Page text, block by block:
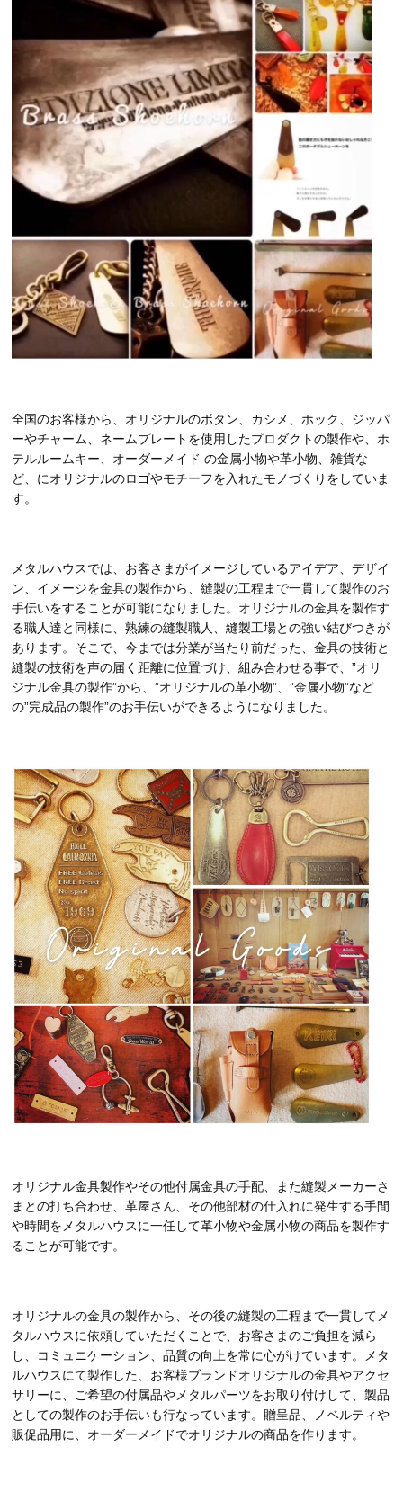
全国のお客様から、オリジナルのボタン、カシメ、ホック、ジッパ
ーやチャーム、ネームプレートを使用したプロダクトの製作や、ホ
テルルームキー、オーダーメイド の金属小物や革小物、雑貨な
ど、にオリジナルのロゴやモチーフを入れたモノづくりをしていま
す。
メタルハウスでは、お客さまがイメージしているアイデア、デザイ
ン、イメージを金具の製作から、縫製の工程まで一貫して製作のお
手伝いをすることが可能になりました。オリジナルの金具を製作す
る職人達と同様に、熟練の縫製職人、縫製工場との強い結びつきが
あります。そこで、今までは分業が当たり前だった、金具の技術と
縫製の技術を声の届く距離に位置づけ、組み合わせる事で、”オリ
ジナル金具の製作”から、”オリジナルの革小物”、”金属小物”など
の”完成品の製作”のお手伝いができるようになりました。
オリジナル金具製作やその他付属金具の手配、また縫製メーカーさ
まとの打ち合わせ、革屋さん、その他部材の仕入れに発生する手間
や時間をメタルハウスに一任して革小物や金属小物の商品を製作す
ることが可能です。
オリジナルの金具の製作から、その後の縫製の工程まで一貫してメ
タルハウスに依頼していただくことで、お客さまのご負担を減ら
し、コミュニケーション、品質の向上を常に心がけています。メタ
ルハウスにて製作した、お客様ブランドオリジナルの金具やアクセ
サリーに、ご希望の付属品やメタルパーツをお取り付けして、製品
としての製作のお手伝いも行なっています。贈呈品、ノベルティや
販促品用に、オーダーメイドでオリジナルの商品を作ります。